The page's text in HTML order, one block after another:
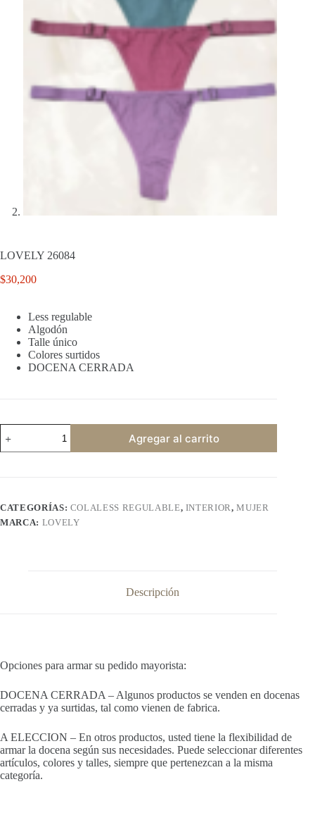
LOVELY 26084
$30,200
Less regulable
Algodón
Talle único
Colores surtidos
DOCENA CERRADA
26084
cantidad
Agregar al carrito
CATEGORÍAS: COLALESS REGULABLE, INTERIOR,MUJER
MARCA: LOVELY
Descripción
Opciones para armar su pedido mayorista:
DOCENA CERRADA – Algunos productos se venden en docenas
cerradas y ya surtidas, tal como vienen de fabrica.
A ELECCION – En otros productos, usted tiene la flexibilidad de
armar la docena según sus necesidades. Puede seleccionar diferentes
artículos, colores y talles, siempre que pertenezcan a la misma
categoría.